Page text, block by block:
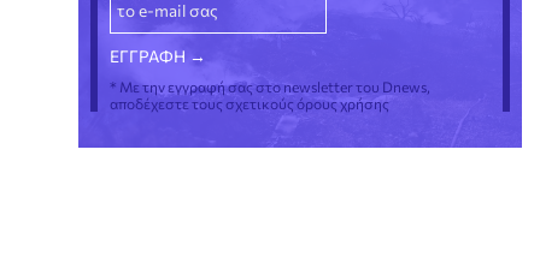
* Με την εγγραφή σας στο newsletter του Dnews,
αποδέχεστε τους σχετικούς όρους χρήσης